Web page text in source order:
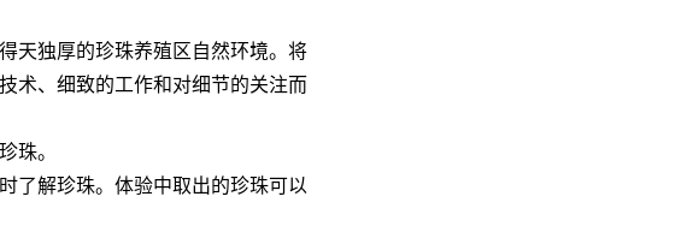
天独厚的珍珠养殖区自然环境。将
术、细致的工作和对细节的关注而
珠。
了解珍珠。体验中取出的珍珠可以